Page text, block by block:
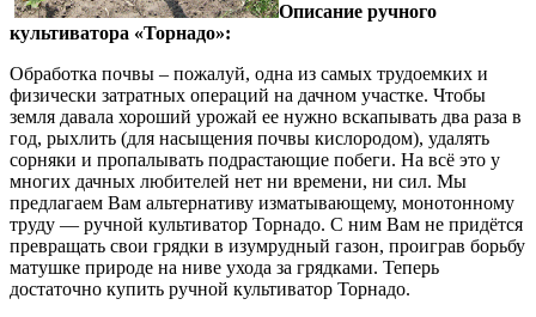
Описание ручного
культиватора «Торнадо»:
Обработка почвы – пожалуй, одна из самых трудоемких и
физически затратных операций на дачном участке. Чтобы
земля давала хороший урожай ее нужно вскапывать два раза в
год, рыхлить (для насыщения почвы кислородом), удалять
сорняки и пропалывать подрастающие побеги. На всё это у
многих дачных любителей нет ни времени, ни сил. Мы
предлагаем Вам альтернативу изматывающему, монотонному
труду — ручной культиватор Торнадо. С ним Вам не придётся
превращать свои грядки в изумрудный газон, проиграв борьбу
матушке природе на ниве ухода за грядками. Теперь
достаточно купить ручной культиватор Торнадо.